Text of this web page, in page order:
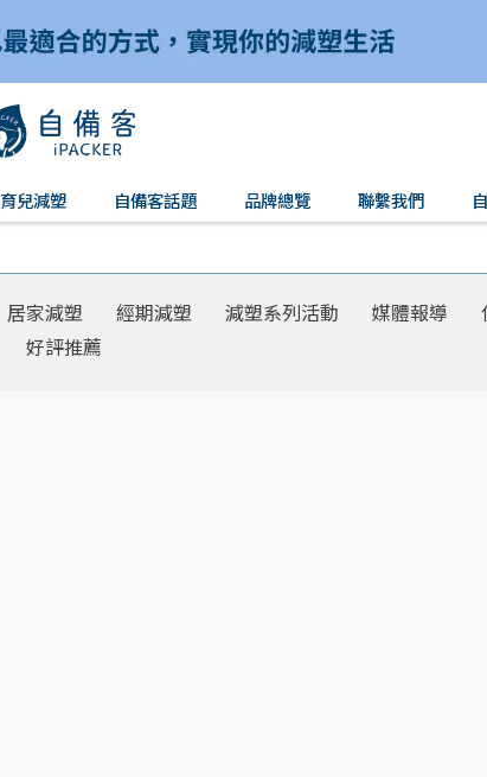
育兒減塑 自備客話題 品牌總覽 聯繫我們
居家減塑 經期減塑 減塑系列活動 媒體報導
好評推薦